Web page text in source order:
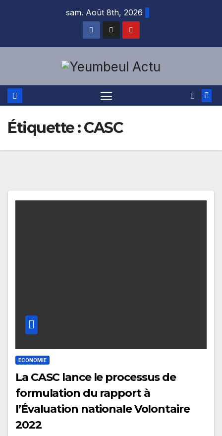
sam. Août 8th, 2026
Étiquette :CASC
ECONOMIE
La CASC lance le processus de
formulation du rapport à
l’Évaluation nationale Volontaire
2022